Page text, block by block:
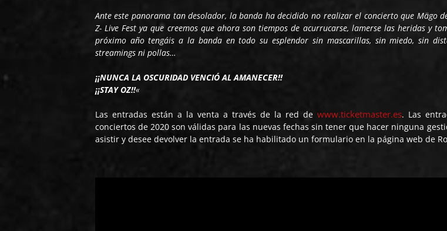
Ante este panorama tan desolador, la banda ha decidido no realizar el concierto que Mägo
Z- Live Fest ya que creemos que ahora son tiempos de acurrucarse, lamerse las heridas y
próximo año tengáis a la banda en todo su esplendor sin mascarillas, sin miedo, sin
streamings ni pollas…
¡¡NUNCA LA OSCURIDAD VENCIÓ AL AMANECER!!
¡¡STAY OZ!!«
Las entradas están a la venta a través de la red dewww.ticketmaster.es. Las
conciertos de 2020 son válidas para las nuevas fechas sin tener que hacer ninguna
asistir y desee devolver la entrada se ha habilitado un formulario en la página web de